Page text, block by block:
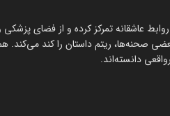
عاشقانه تمرکز کرده و از فضای
صحنه‌ها، ریتم داستان را کند
دانسته‌اند.